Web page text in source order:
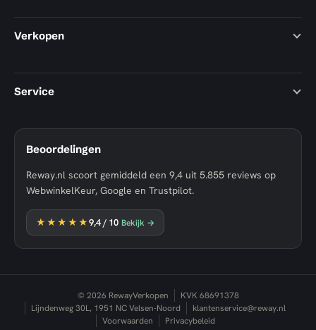
Verkopen
Service
Beoordelingen
Reway.nl scoort gemiddeld een 9,4 uit 5.855 reviews op
WebwinkelKeur, Google en Trustpilot.
★★★★★9,4/ 10 Bekijk →
© 2026 RewayVerkopen
KVK 68691378
Lijndenweg 30L, 1951 NC Velsen-Noord
klantenservice@reway.nl
Voorwaarden
Privacybeleid